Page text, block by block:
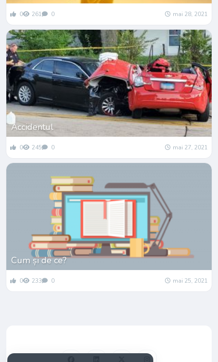
0 261 0 mai 28, 2021
Accidentul
0 245 0 mai 27, 2021
Cum și de ce?
0 233 0 mai 25, 2021